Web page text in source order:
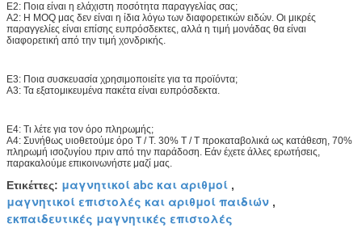
Ε2: Ποια είναι η ελάχιστη ποσότητα παραγγελίας σας;
Α2: Η MOQ μας δεν είναι η ίδια λόγω των διαφορετικών ειδών. Οι μικρές
παραγγελίες είναι επίσης ευπρόσδεκτες, αλλά η τιμή μονάδας θα είναι
διαφορετική από την τιμή χονδρικής.
Ε3: Ποια συσκευασία χρησιμοποιείτε για τα προϊόντα;
Α3: Τα εξατομικευμένα πακέτα είναι ευπρόσδεκτα.
Ε4: Τι λέτε για τον όρο πληρωμής;
Α4: Συνήθως υιοθετούμε όρο T / T. 30% T / T προκαταβολικά ως κατάθεση, 70%
πληρωμή ισοζυγίου πριν από την παράδοση. Εάν έχετε άλλες ερωτήσεις,
παρακαλούμε επικοινωνήστε μαζί μας.
Ετικέττες: μαγνητικοί abc και αριθμοί ,
μαγνητικοί επιστολές και αριθμοί παιδιών ,
εκπαιδευτικές μαγνητικές επιστολές